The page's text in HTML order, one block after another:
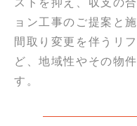
ストを抑え、収支の
ョン工事のご提案と
間取り変更を伴うリ
ど、地域性やその物
す。